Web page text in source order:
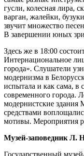
гусли, колесная лира,
варган, жалейки,
звучит множество
В завершении юных
Здесь же в 18:00
Интернациональное
города». Слушатели
модернизма в
испытала и как сама, в
современного города.
модернистские здания
средствами
мотивы. Мероприятия
Музей-заповедник Л.
Государственный